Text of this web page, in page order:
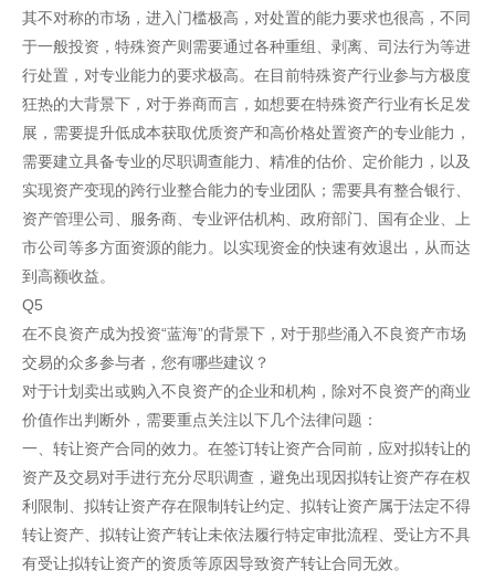
其不对称的市场，进入门槛极高，对处置的能力要求也很高，不同
于一般投资，特殊资产则需要通过各种重组、剥离、司法行为等进
行处置，对专业能力的要求极高。在目前特殊资产行业参与方极度
狂热的大背景下，对于券商而言，如想要在特殊资产行业有长足发
展，需要提升低成本获取优质资产和高价格处置资产的专业能力，
需要建立具备专业的尽职调查能力、精准的估价、定价能力，以及
实现资产变现的跨行业整合能力的专业团队；需要具有整合银行、
资产管理公司、服务商、专业评估机构、政府部门、国有企业、上
市公司等多方面资源的能力。以实现资金的快速有效退出，从而达
到高额收益。
Q5
在不良资产成为投资“蓝海”的背景下，对于那些涌入不良资产市场
交易的众多参与者，您有哪些建议？
对于计划卖出或购入不良资产的企业和机构，除对不良资产的商业
价值作出判断外，需要重点关注以下几个法律问题：
一、转让资产合同的效力。在签订转让资产合同前，应对拟转让的
资产及交易对手进行充分尽职调查，避免出现因拟转让资产存在权
利限制、拟转让资产存在限制转让约定、拟转让资产属于法定不得
转让资产、拟转让资产转让未依法履行特定审批流程、受让方不具
有受让拟转让资产的资质等原因导致资产转让合同无效。